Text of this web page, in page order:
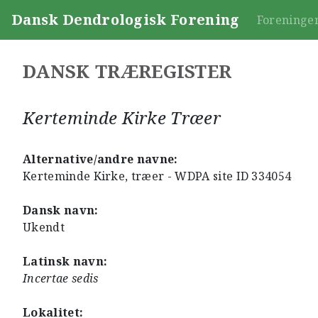
Dansk Dendrologisk Forening
DANSK TRÆREGISTER
Kerteminde Kirke Træer
Alternative/andre navne:
Kerteminde Kirke, træer - WDPA site ID 334054
Dansk navn:
Ukendt
Latinsk navn:
Incertae sedis
Lokalitet: